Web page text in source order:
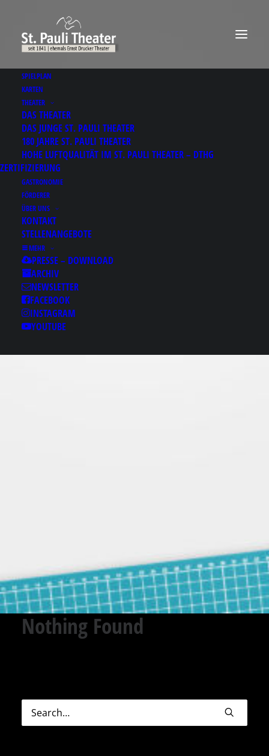
SPIELPLAN
KARTEN
THEATER
DAS THEATER
DAS JUNGE ST. PAULI THEATER
180 JAHRE ST. PAULI THEATER
HOHE LUFTQUALITÄT IM ST. PAULI THEATER – DTHG
ZERTIFIZIERUNG
GASTRONOMIE
FÖRDERER
ÜBER UNS
KONTAKT
STELLENANGEBOTE
MEHR
PRESSE – DOWNLOAD
ARCHIV
NEWSLETTER
FACEBOOK
INSTAGRAM
YOUTUBE
Results for: M 경상립
카페Ð［bamje1.com』
경상출장안마♕경상건
마 경상건마 경상핸플
Nothing Found